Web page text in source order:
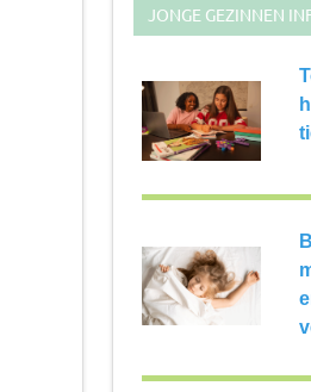
JONGE GEZINNEN